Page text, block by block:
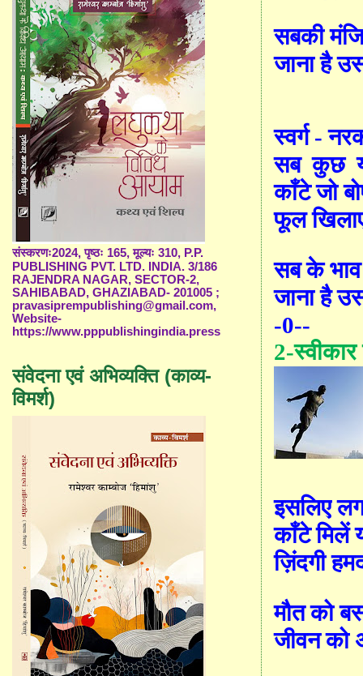
सबकी
जाना है
स्वर्ग - न
सब कुछ
काँटे जो
फूल
सब के भाव
जाना है
-0--
2-
इसलिए
काँटे मिलें
ज़िंदगी
मौत को
जीवन को
संस्करणः2024, पृष्ठः 165, मूल्यः 310, P.P.
PUBLISHING PVT. LTD. INDIA. 3/186
RAJENDRA NAGAR, SECTOR-2,
SAHIBABAD, GHAZIABAD- 201005 ;
pravasiprempublishing@gmail.com,
Website-
https://www.pppublishingindia.press
संवेदना एवं अभिव्यक्ति (काव्य-
विमर्श)